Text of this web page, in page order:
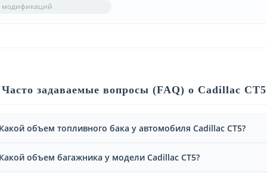
модификаций
задаваемые вопросы (FAQ) о Cadillac CT5
объем топливного бака у автомобиля Cadillac CT5?
объем багажника у модели Cadillac CT5?